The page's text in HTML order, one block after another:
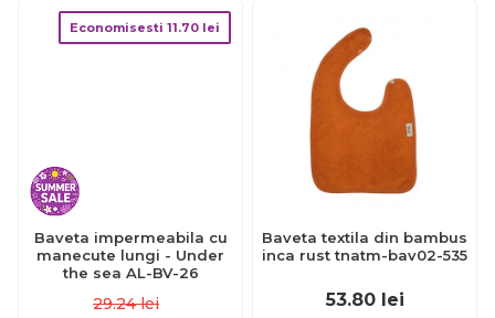
Economisesti 11.70 lei
Baveta impermeabila cu
manecute lungi - Under
the sea AL-BV-26
29.24 lei
Baveta textila din bambus
inca rust tnatm-bav02-535
53.80 lei